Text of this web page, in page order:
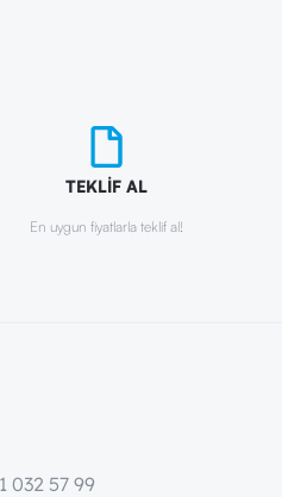
TEKLİF AL
En uygun fiyatlarla teklif al!
032 57 99